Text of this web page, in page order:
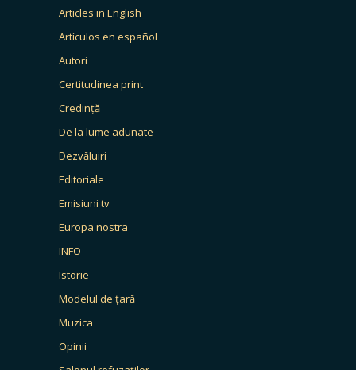
Articles in English
Artículos en español
Autori
Certitudinea print
Credință
De la lume adunate
Dezvăluiri
Editoriale
Emisiuni tv
Europa nostra
INFO
Istorie
Modelul de țară
Muzica
Opinii